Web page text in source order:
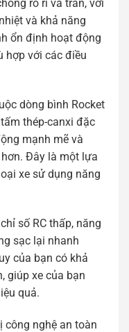
rò rỉ và tràn, với
và khả năng
ổn định hoạt động
hợp với các điều
dòng bình Rocket
thép-canxi đặc
mạnh mẽ và
Đây là một lựa
xe sử dụng năng
số RC thấp, năng
sạc lại nhanh
của bạn có khả
giúp xe của bạn
quả.
công nghệ an toàn